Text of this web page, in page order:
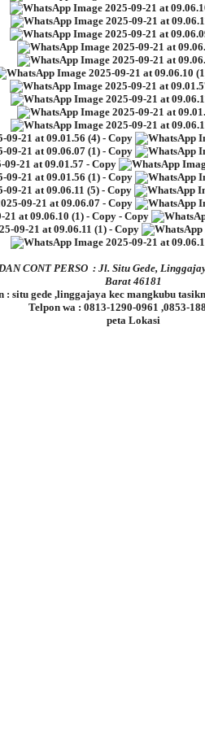
CONT PERSO : Jl. Situ Gede,
Barat 46181
: situ gede ,linggajaya kec mangkubu
Telpon wa : 0813-1290-0961 ,0853-
peta Lokasi